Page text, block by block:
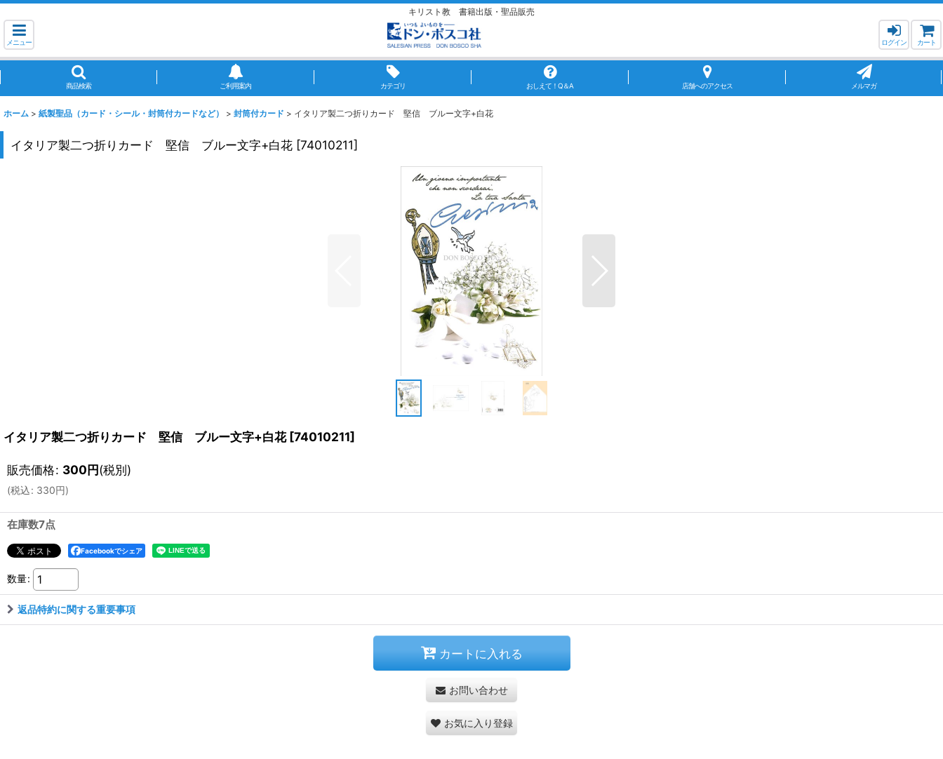
キリスト教 書籍出版・聖品販売
メニュー ログイン カート
商品検索 ご利用案内 カテゴリ おしえて！Q＆A 店舗へのアクセス メルマガ
ホーム > 紙製聖品（カード・シール・封筒付カードなど） > 封筒付カード > イタリア製二つ折りカード 堅信 ブルー文字+白花
イタリア製二つ折りカード 堅信 ブルー文字+白花 [74010211]
イタリア製二つ折りカード 堅信 ブルー文字+白花 [74010211]
販売価格: 300円(税別)
(税込: 330円)
在庫数7点
Facebookでシェア
数量:
返品特約に関する重要事項
カートに入れる
お問い合わせ
お気に入り登録